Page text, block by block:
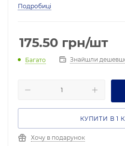
Подробиці
175.50 грн/шт
Багато Знайшли
КУПИТИ В 1
Хочу в подарунок